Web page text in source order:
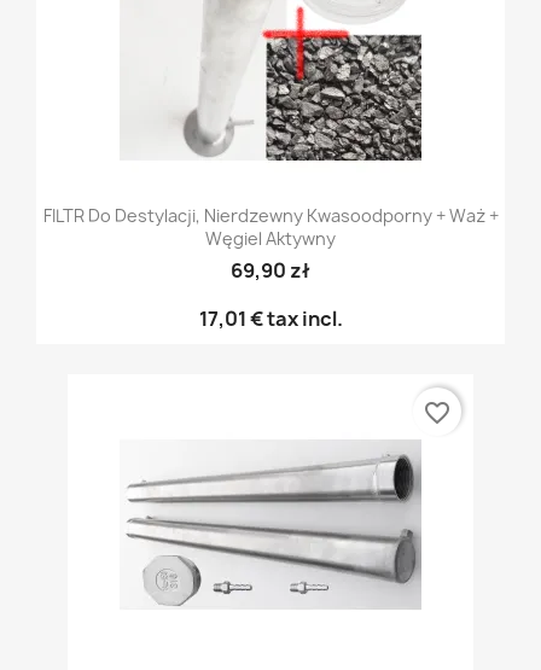
FILTR Do Destylacji, Nierdzewny Kwasoodporny + Waż +
Węgiel Aktywny
69,90 zł
17,01 €tax incl.
favorite_border